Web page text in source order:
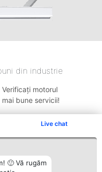
Live chat
🙂 Vă rugăm
din industrie
motorul
bune servicii!